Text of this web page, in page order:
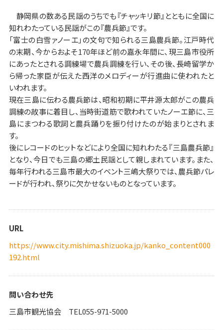
静岡県の数ある民謡のうちでも『チャッキリ節』とともに全国に
知れわたっている民謡がこの『農兵節』です。
「富士の白雪ァノーエ」の文句で知られる三島農兵節。江戸時代
の末期、今からおよそ170年ほど前の嘉永年間に、現三島市役所
にあったとされる調練場で農兵調練を行い、その後、長崎留学か
ら帰った家臣が伝えた西洋のメロディーが行進曲に使われたと
いわれます。
現在三島に伝わる農兵節は、昭和初期に平井源太郎がこの農兵
調練の故事に着目し、当時街道筋で歌われていたノーエ節に、三
島にまつわる歌詞と農兵踊りを振り付けたのが始まりとされま
す。
後にレコードのヒットなどにより全国に知れわたる『三島農兵節』
となり、今日でも三島の郷土民謡として親しまれています。また、
毎年行われる三島市最大のイベント三嶋大祭りでは、農兵節パレ
ードが行われ、祭りに欠かせないものとなっています。
URL
https://www.city.mishima.shizuoka.jp/kanko_content000
192.html
問い合わせ先
三島市観光協会 TEL055-971-5000